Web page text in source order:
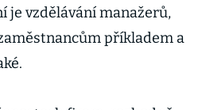
je vzdělávání manažerů,
příkladem a